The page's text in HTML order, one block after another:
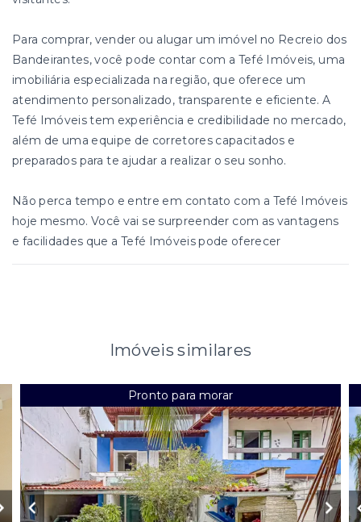
Para comprar, vender ou alugar um imóvel no Recreio dos
Bandeirantes, você pode contar com a Tefé Imóveis, uma
imobiliária especializada na região, que oferece um
atendimento personalizado, transparente e eficiente. A
Tefé Imóveis tem experiência e credibilidade no mercado,
além de uma equipe de corretores capacitados e
preparados para te ajudar a realizar o seu sonho.
Não perca tempo e entre em contato com a Tefé Imóveis
hoje mesmo. Você vai se surpreender com as vantagens
e facilidades que a Tefé Imóveis pode oferecer
Imóveis similares
Pronto para morar